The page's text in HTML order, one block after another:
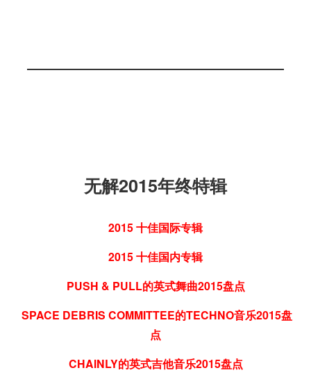
无解2015年终特辑
2015 十佳国际专辑
2015 十佳国内专辑
PUSH & PULL的英式舞曲2015盘点
SPACE DEBRIS COMMITTEE的TECHNO音乐2015盘
点
CHAINLY的英式吉他音乐2015盘点